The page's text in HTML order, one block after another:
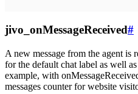
jivo_onMessageReceived#
A new message from the agent is
for the default chat label as well
example, with
messages counter for website